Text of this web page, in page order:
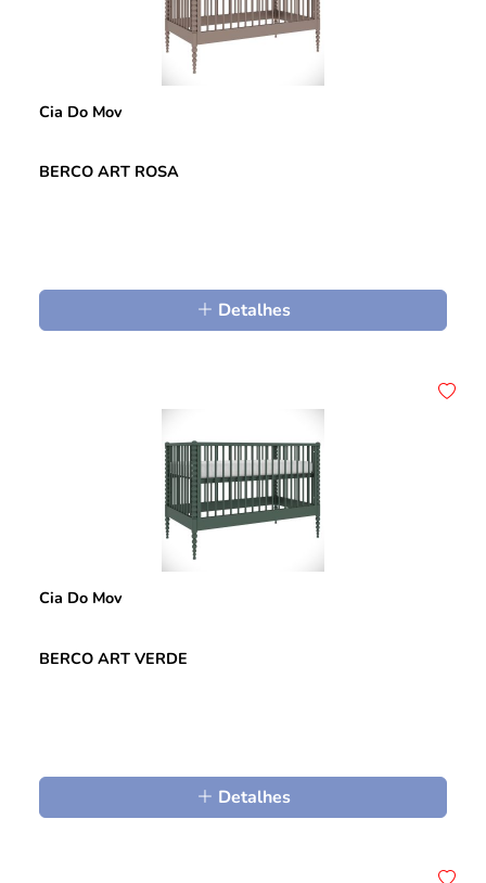
Cia Do Mov
BERCO ART ROSA
Detalhes
Cia Do Mov
BERCO ART VERDE
Detalhes